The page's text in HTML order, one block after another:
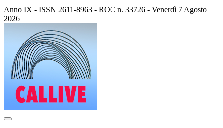
Anno IX - ISSN 2611-8963 - ROC n. 33726 - Venerdì 7 Agosto
2026